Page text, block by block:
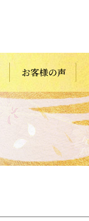
お客様の声